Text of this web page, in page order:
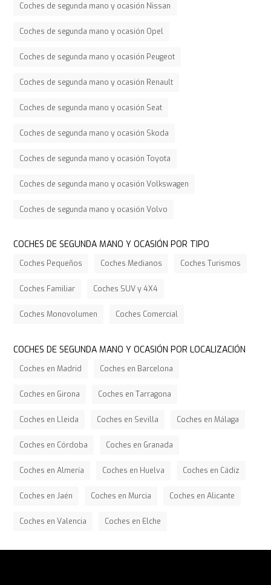
Coches de segunda mano y ocasión Nissan
Coches de segunda mano y ocasión Opel
Coches de segunda mano y ocasión Peugeot
Coches de segunda mano y ocasión Renault
Coches de segunda mano y ocasión Seat
Coches de segunda mano y ocasión Skoda
Coches de segunda mano y ocasión Toyota
Coches de segunda mano y ocasión Volkswagen
Coches de segunda mano y ocasión Volvo
COCHES DE SEGUNDA MANO Y OCASIÓN POR TIPO
Coches Pequeños Coches Medianos Coches Turismos
Coches Familiar Coches SUV y 4X4
Coches Monovolumen Coches Comercial
COCHES DE SEGUNDA MANO Y OCASIÓN POR LOCALIZACIÓN
Coches en Madrid Coches en Barcelona
Coches en Girona Coches en Tarragona
Coches en Lleida Coches en Sevilla Coches en Málaga
Coches en Córdoba Coches en Granada
Coches en Almería Coches en Huelva Coches en Cádiz
Coches en Jaén Coches en Murcia Coches en Alicante
Coches en Valencia Coches en Elche